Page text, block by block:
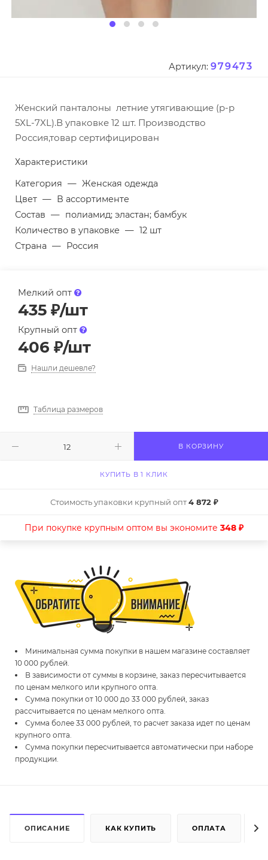
Артикул: 979473
Женский панталоны летние утягивающие (р-р
5XL-7XL).В упаковке 12 шт. Производство
Россия,товар сертифицирован
Характеристики
Категория — Женская одежда
Цвет — В ассортименте
Состав — полиамид; эластан; бамбук
Количество в упаковке — 12 шт
Страна — Россия
Мелкий опт
435 ₽/шт
Крупный опт
406 ₽/шт
Нашли дешевле?
Таблица размеров
В КОРЗИНУ
КУПИТЬ В 1 КЛИК
Стоимость упаковки крупный опт4 872 ₽
При покупке крупным оптом вы экономите 348 ₽
Минимальная сумма покупки в нашем магазине составляет
10 000 рублей.
В зависимости от суммы в корзине, заказ пересчитывается
по ценам мелкого или крупного опта.
Сумма покупки от 10 000 до 33 000 рублей, заказ
рассчитывается по ценам мелкого опта.
Сумма более 33 000 рублей, то расчет заказа идет по ценам
крупного опта.
Сумма покупки пересчитывается автоматически при наборе
продукции.
ОПИСАНИЕ КАК КУПИТЬ ОПЛАТА